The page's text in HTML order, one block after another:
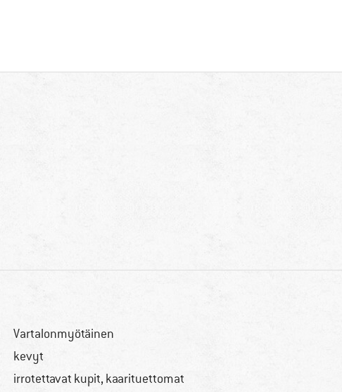
Vartalonmyötäinen
kevyt
irrotettavat kupit, kaarituettomat